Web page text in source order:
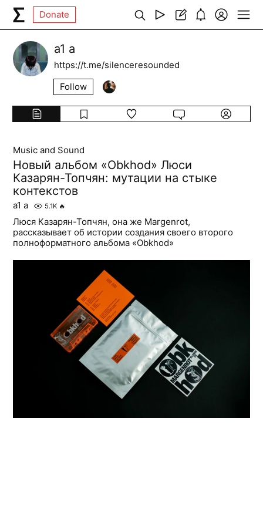
Donate
а1 a
https://t.me/silenceresounded
Follow
Music and Sound
Новый альбом «Obkhod» Люси
Казарян-Топчян: мутации на стыке
контекстов
а1 a 5.1K 🔥
Люся Казарян-Топчян, она же Margenrot,
рассказывает об истории создания своего второго
полноформатного альбома «Obkhod»